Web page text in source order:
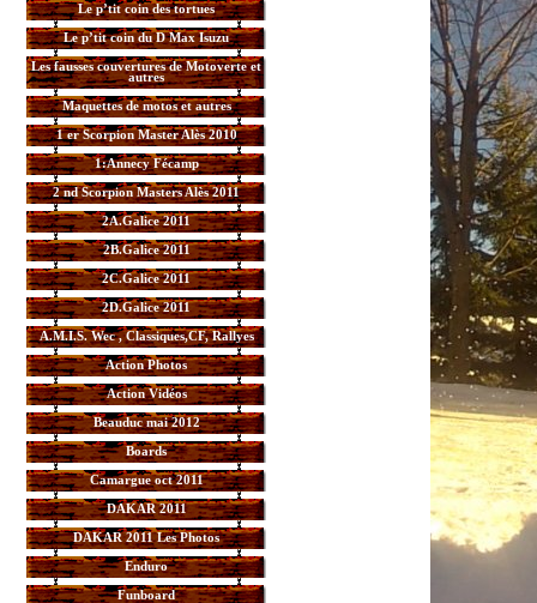
Le p’tit coin des tortues
Le p’tit coin du D Max Isuzu
Les fausses couvertures de Motoverte et
autres
Maquettes de motos et autres
1 er Scorpion Master Alès 2010
1:Annecy Fécamp
2 nd Scorpion Masters Alès 2011
2A.Galice 2011
2B.Galice 2011
2C.Galice 2011
2D.Galice 2011
A.M.I.S. Wec , Classiques,CF, Rallyes
Action Photos
Action Vidéos
Beauduc mai 2012
Boards
Camargue oct 2011
DAKAR 2011
DAKAR 2011 Les Photos
Enduro
Funboard